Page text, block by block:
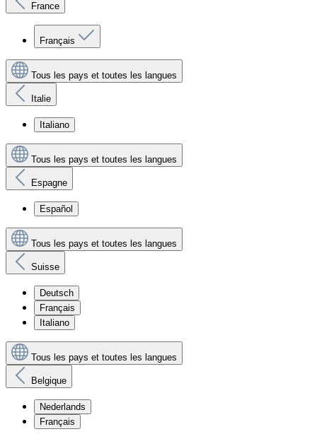
France
Français
Tous les pays et toutes les langues
Italie
Italiano
Tous les pays et toutes les langues
Espagne
Español
Tous les pays et toutes les langues
Suisse
Deutsch
Français
Italiano
Tous les pays et toutes les langues
Belgique
Nederlands
Français